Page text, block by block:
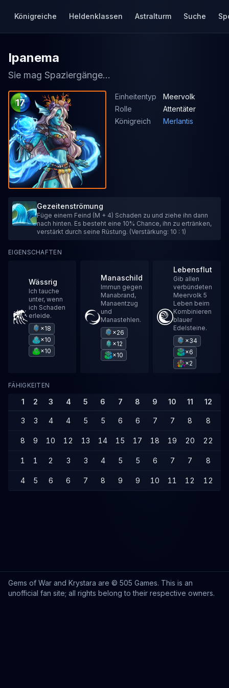
Königreiche Heldenklassen Astralturm Suche
Ipanema
Sie mag Spaziergänge...
17
Einheitentyp
Meervolk
Rolle
Attentäter
Königreich
Merlantis
Gezeitenströmung
Füge einem Feind (M + 4) Schaden zu und ziehe ihn dann
nach hinten. Es besteht eine 10% Chance, ihn zu ertränken,
verstärkt durch seine Rüstung. (Verstärkung: 10 : 1)
EIGENSCHAFTEN
Wässrig
Ich tauche
unter, wenn
ich Schaden
erleide.
×18
×10
×10
Manaschild
Immun gegen
Manabrand,
Manaentzug
und
Manastehlen.
×26
×12
×10
Lebensflut
Gib allen
verbündeten
Meervolk 5
Leben beim
Kombinieren
blauer
Edelsteine.
×34
×6
×2
FÄHIGKEITEN
1 2 3 4 5 6 7 8 9 10 11 12
3 3 4 4 5 5 6 6 7 7 8 8
8 9 10 12 13 14 15 17 18 19 20 22
1 1 2 3 3 4 5 5 6 7 7 8
4 5 6 6 7 8 9 9 10 11 12 12
Gems of War and Krystara are © 505 Games. This is an
unofficial fan site; all rights belong to their respective owners.